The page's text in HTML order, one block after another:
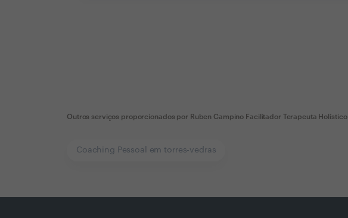
Outros serviços proporcionados por Ruben Campino Facilitador Terapeuta Holístico
Coaching Pessoal em torres-vedras